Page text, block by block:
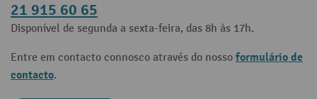
21 915 60 65
Disponível de segunda a sexta-feira, das 8h às 17h.
Entre em contacto connosco através do nosso formulário de
contacto.